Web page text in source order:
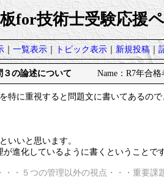
for技術士受験応援
｜一覧表示｜トピック表示｜新規投稿｜
の論述について Name：R7年合
特に重視すると問題文に書いてあるので
いいと思います。
進化しているように書くということです
・５つの管理以外の視点・・・重要課